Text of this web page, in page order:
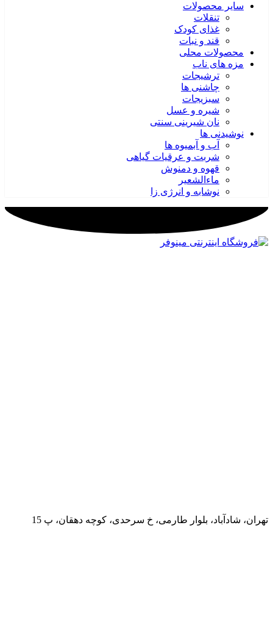
سایر محصولات
تنقلات
غذای کودک
قند و نبات
محصولات محلی
مزه های ناب
ترشیجات
چاشنی ها
سبزیجات
شیره و عسل
نان شیرینی سنتی
نوشیدنی ها
آب و آبمیوه ها
شربت و عرقیات گیاهی
قهوه و دمنوش
ماءالشعیر
نوشابه و انرژی زا
تهران، شادآباد، بلوار طارمی، خ سرحدی، کوچه دهقان، پ 15